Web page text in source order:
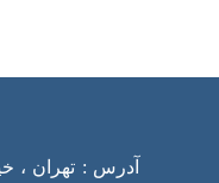
آدرس : تهران ،